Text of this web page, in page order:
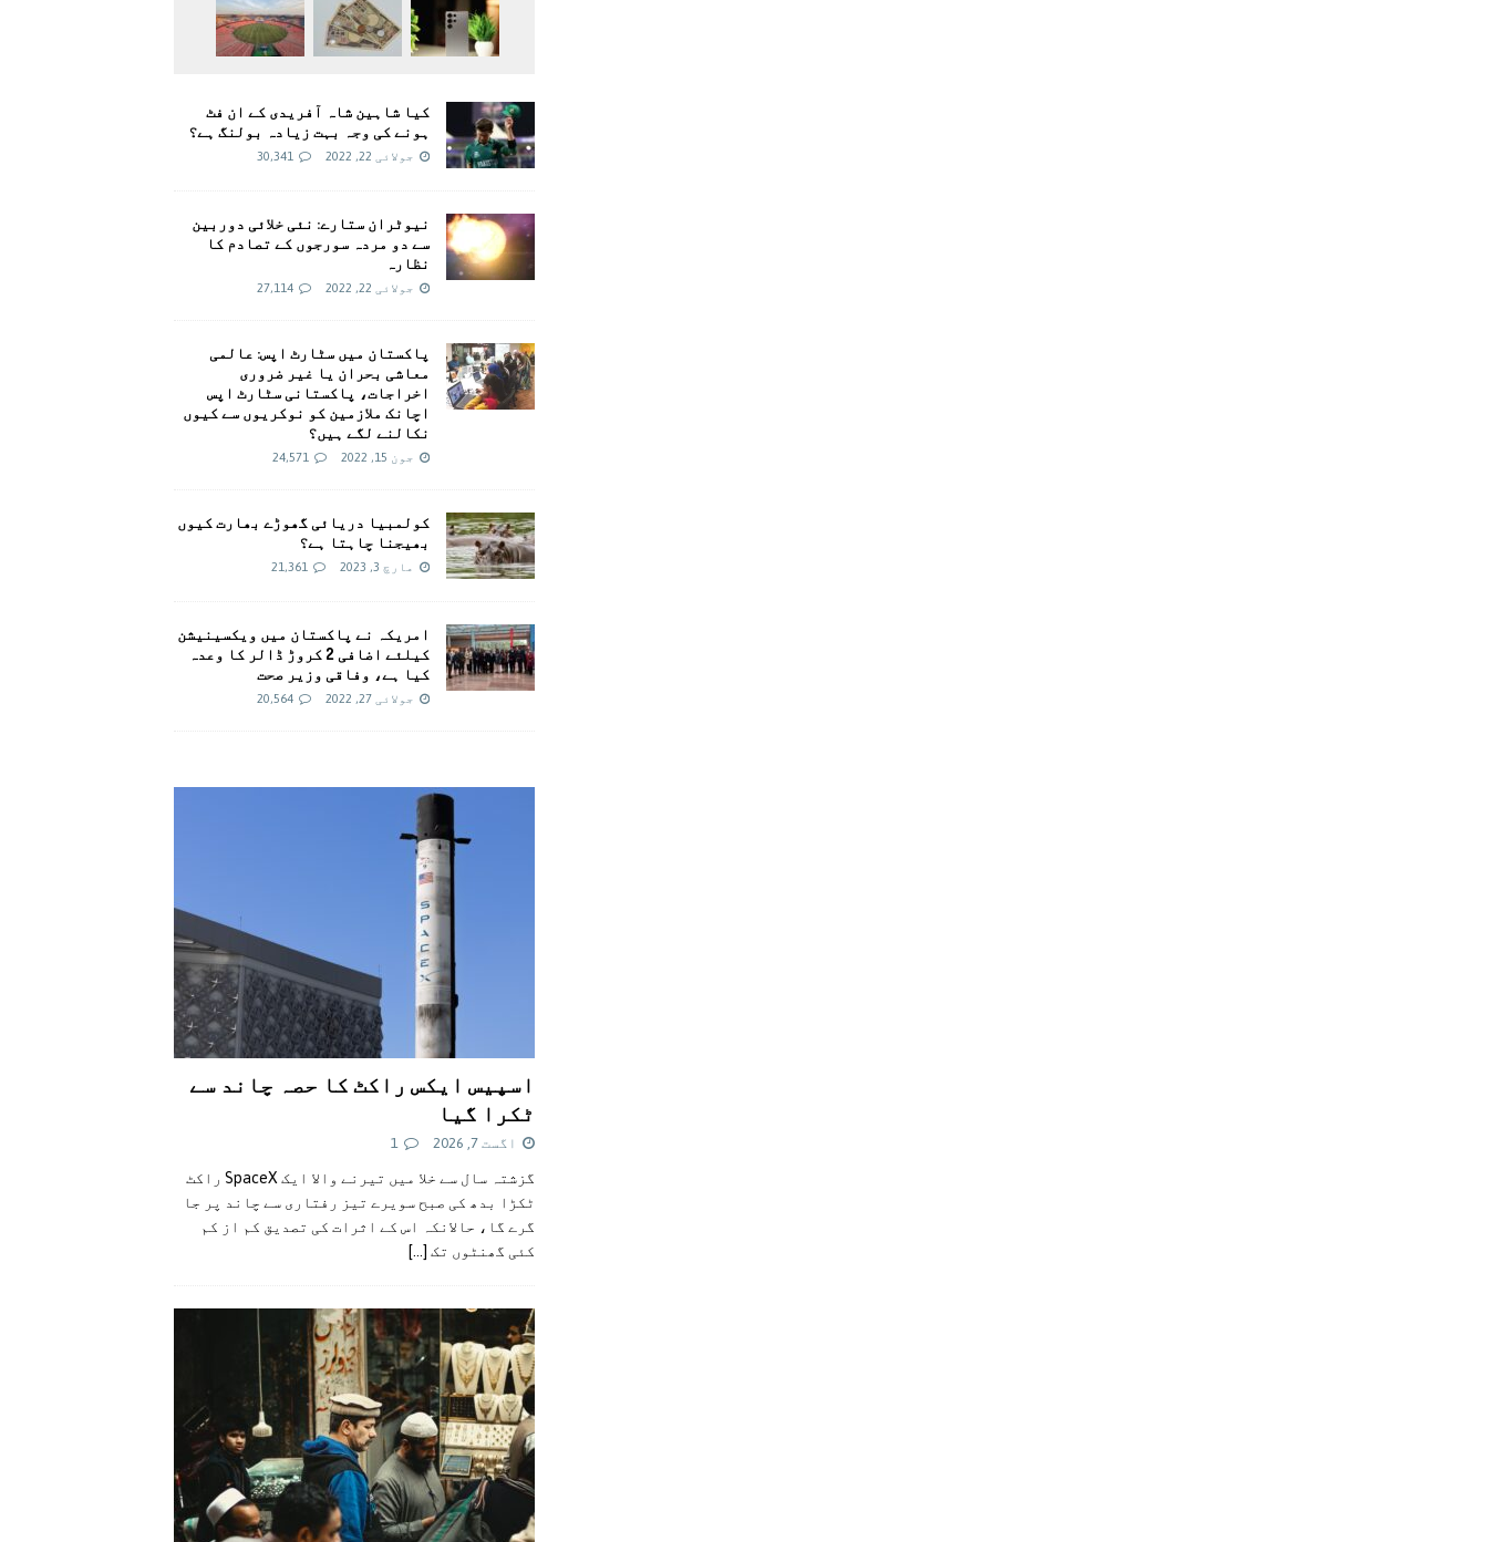
کیا شاہین شاہ آفریدی کے ان فٹ
ہونے کی وجہ بہت زیادہ بولنگ ہے؟
جولائی 22, 2022 30,341
نیوٹران ستارے: نئی خلائی دوربین
سے دو مردہ سورجوں کے تصادم کا
نظارہ
جولائی 22, 2022 27,114
پاکستان میں سٹارٹ اپس: عالمی
معاشی بحران یا غیر ضروری
اخراجات، پاکستانی سٹارٹ اپس
اچانک ملازمین کو نوکریوں سے کیوں
نکالنے لگے ہیں؟
جون 15, 2022 24,571
کولمبیا دریائی گھوڑے بھارت کیوں
بھیجنا چاہتا ہے؟
مارچ 3, 2023 21,361
امريکہ نے پاکستان میں ویکسینیشن
کیلئے اضافی 2 کروڑ ڈالر کا وعدہ
کیا ہے، وفاقی وزیر صحت
جولائی 27, 2022 20,564
اسپیس ایکس راکٹ کا حصہ چاند سے
ٹکرا گیا
اگست 7, 2026 1
گزشتہ سال سے خلا میں تیرنے والا ایک SpaceX راکٹ
ٹکڑا بدھ کی صبح سویرے تیز رفتاری سے چاند پر جا
گرے گا، حالانکہ اس کے اثرات کی تصدیق کم از کم
کئی گھنٹوں تک [...]